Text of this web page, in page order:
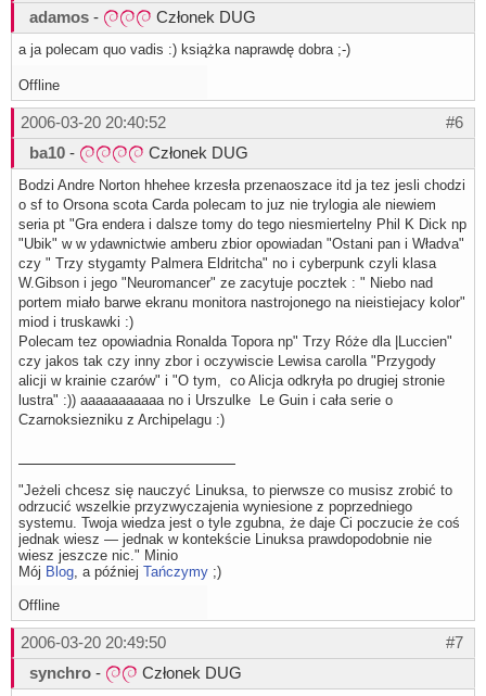
adamos - Członek DUG
a ja polecam quo vadis :) książka naprawdę dobra ;-)
Offline
#6
2006-03-20 20:40:52
ba10 - Członek DUG
Bodzi Andre Norton hhehee krzesła przenaoszace itd ja tez jesli chodzi
o sf to Orsona scota Carda polecam to juz nie trylogia ale niewiem
seria pt "Gra endera i dalsze tomy do tego niesmiertelny Phil K Dick np
"Ubik" w w ydawnictwie amberu zbior opowiadan "Ostani pan i Władva"
czy " Trzy stygamty Palmera Eldritcha" no i cyberpunk czyli klasa
W.Gibson i jego "Neuromancer" ze zacytuje pocztek : " Niebo nad
portem miało barwe ekranu monitora nastrojonego na nieistiejacy kolor"
miod i truskawki :)
Polecam tez opowiadnia Ronalda Topora np" Trzy Róże dla |Luccien"
czy jakos tak czy inny zbor i oczywiscie Lewisa carolla "Przygody
alicji w krainie czarów" i "O tym, co Alicja odkryła po drugiej stronie
lustra" :)) aaaaaaaaaaa no i Urszulke Le Guin i cała serie o
Czarnoksiezniku z Archipelagu :)
"Jeżeli chcesz się nauczyć Linuksa, to pierwsze co musisz zrobić to
odrzucić wszelkie przyzwyczajenia wyniesione z poprzedniego
systemu. Twoja wiedza jest o tyle zgubna, że daje Ci poczucie że coś
jednak wiesz — jednak w kontekście Linuksa prawdopodobnie nie
wiesz jeszcze nic." Minio
Mój Blog, a później Tańczymy ;)
Offline
#7
2006-03-20 20:49:50
synchro - Członek DUG